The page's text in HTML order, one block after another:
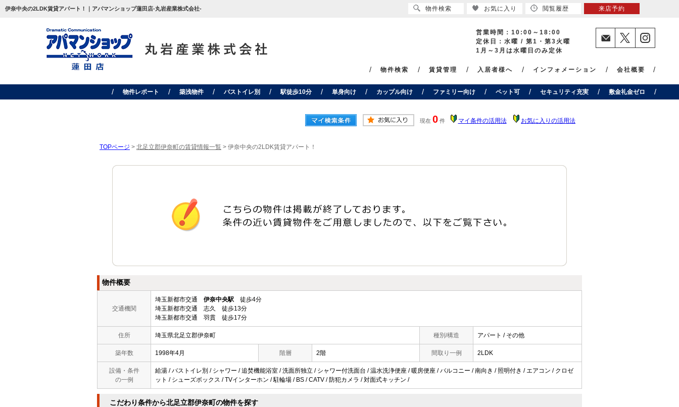
伊奈中央の2LDK賃貸アパート！｜アパマンショップ蓮田店-丸岩産業株式会社-
営業時間：10:00～18:00
定休日：水曜 / 第1・第3火曜
1月～3月は水曜日のみ定休
物件検索 賃貸管理 入居者様へ インフォメーション 会社概要
物件レポート 築浅物件 バストイレ別 駅徒歩10分 単身向け カップル向け ファミリー向け ペット可 セキュリティ充実 敷金礼金ゼロ
現在 0 件 マイ条件の活用法 お気に入りの活用法
TOPページ > 北足立郡伊奈町の賃貸情報一覧 > 伊奈中央の2LDK賃貸アパート！
物件概要
交通機関
埼玉新都市交通 伊奈中央駅 徒歩4分
埼玉新都市交通 志久 徒歩13分
埼玉新都市交通 羽貫 徒歩17分
住所 埼玉県北足立郡伊奈町 種別/構造 アパート / その他
築年数 1998年4月 階層 2階 間取り一例 2LDK
設備・条件
の一例
給湯 / バストイレ別 / シャワー / 追焚機能浴室 / 洗面所独立 / シャワー付洗面台 / 温水洗浄便座 / 暖房便座 / バルコニー / 南向き / 照明付き / エアコン / クロゼ
ット / シューズボックス / TVインターホン / 駐輪場 / BS / CATV / 防犯カメラ / 対面式キッチン /
こだわり条件から北足立郡伊奈町の物件を探す
物件検索 お気に入り 閲覧履歴 来店予約